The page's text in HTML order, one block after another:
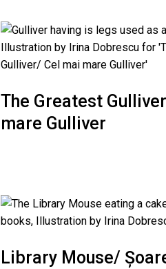
The Greatest
mare Gulliver
Library Mouse/